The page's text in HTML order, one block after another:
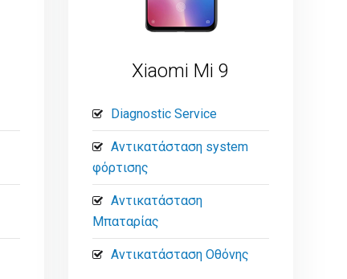
Xiaomi Mi 9
Diagnostic Service
Αντικατάσταση system
φόρτισης
Αντικατάσταση
Μπαταρίας
Αντικατάσταση Οθόνης